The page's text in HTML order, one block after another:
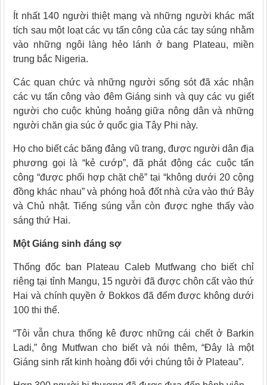
Ít nhất 140 người thiệt mạng và những người khác mất
tích sau một loạt các vụ tấn công của các tay súng nhằm
vào những ngôi làng hẻo lánh ở bang Plateau, miền
trung bắc Nigeria.
Các quan chức và những người sống sót đã xác nhận
các vụ tấn công vào đêm Giáng sinh và quy các vụ giết
người cho cuộc khủng hoảng giữa nông dân và những
người chăn gia súc ở quốc gia Tây Phi này.
Họ cho biết các băng đảng vũ trang, được người dân địa
phương gọi là “kẻ cướp”, đã phát động các cuộc tấn
công “được phối hợp chặt chẽ” tại “không dưới 20 cộng
đồng khác nhau” và phóng hoả đốt nhà cửa vào thứ Bảy
và Chủ nhật. Tiếng súng vẫn còn được nghe thấy vào
sáng thứ Hai.
Một Giáng sinh đáng sợ
Thống đốc ban Plateau Caleb Mutfwang cho biết chỉ
riêng tại tỉnh Mangu, 15 người đã được chôn cất vào thứ
Hai và chính quyền ở Bokkos đã đếm được không dưới
100 thi thể.
“Tôi vẫn chưa thống kê được những cái chết ở Barkin
Ladi,” ông Mutfwan cho biết và nói thêm, “Đây là một
Giáng sinh rất kinh hoàng đối với chúng tôi ở Plateau”.